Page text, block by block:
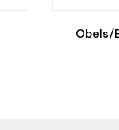
Obels/